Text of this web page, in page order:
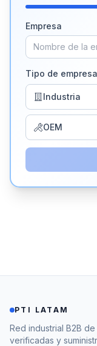
Empresa
Tipo de empresa
Industria
OEM
PTI LATAM
Red industrial B2B
verificadas y